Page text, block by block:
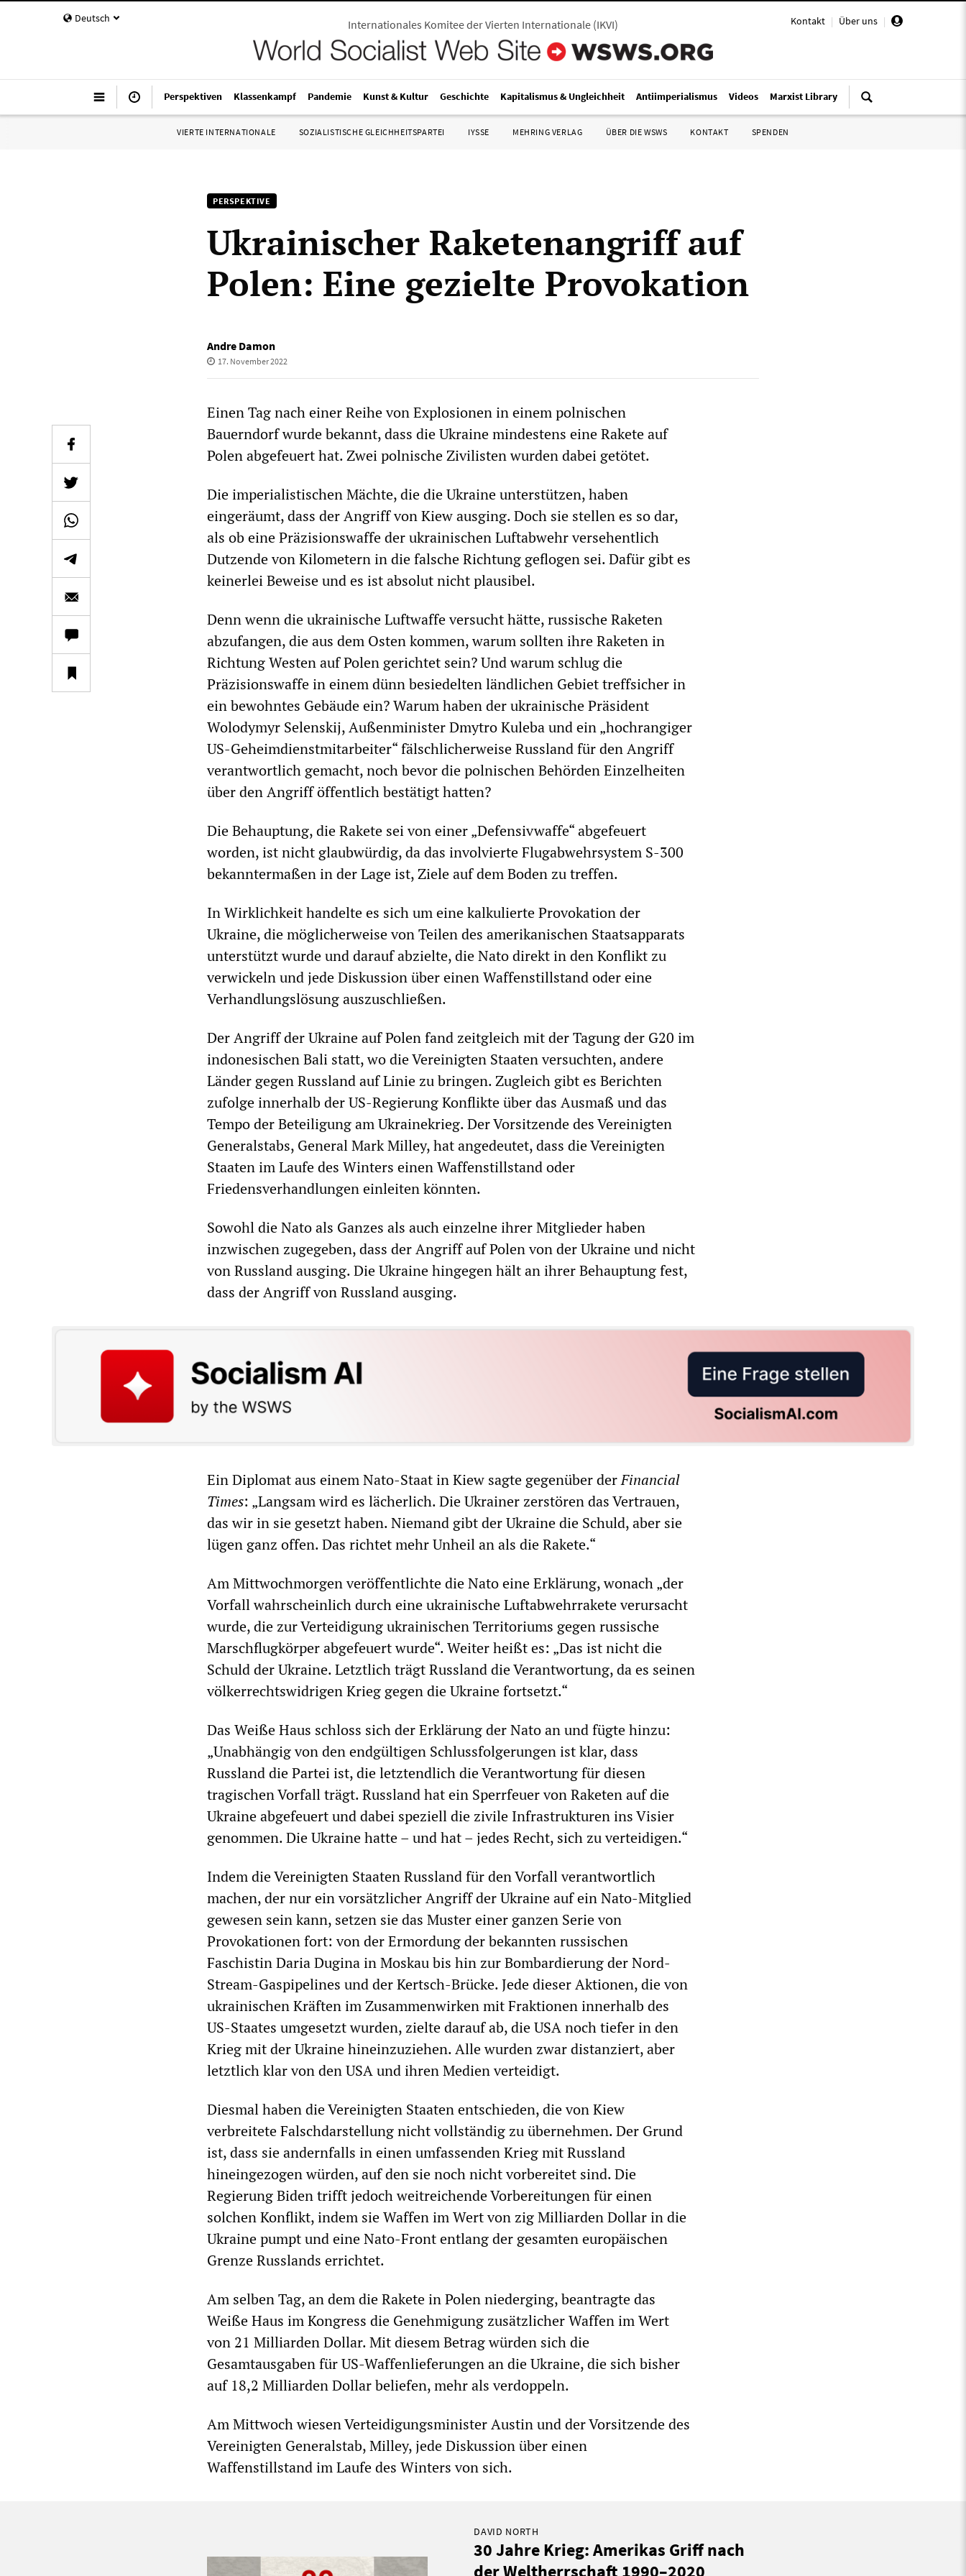
Deutsch Kontakt | Über uns |
Internationales Komitee der Vierten Internationale (IKVI)
Perspektiven Klassenkampf Pandemie Kunst & Kultur Geschichte Kapitalismus & Ungleichheit Antiimperialismus Videos Marxist Library
VIERTE INTERNATIONALE SOZIALISTISCHE GLEICHHEITSPARTEI IYSSE MEHRING VERLAG ÜBER DIE WSWS KONTAKT SPENDEN
PERSPEKTIVE
Ukrainischer Raketenangriff auf
Polen: Eine gezielte Provokation
Andre Damon
17. November 2022
Einen Tag nach einer Reihe von Explosionen in einem polnischen
Bauerndorf wurde bekannt, dass die Ukraine mindestens eine Rakete auf
Polen abgefeuert hat. Zwei polnische Zivilisten wurden dabei getötet.
Die imperialistischen Mächte, die die Ukraine unterstützen, haben
eingeräumt, dass der Angriff von Kiew ausging. Doch sie stellen es so dar,
als ob eine Präzisionswaffe der ukrainischen Luftabwehr versehentlich
Dutzende von Kilometern in die falsche Richtung geflogen sei. Dafür gibt es
keinerlei Beweise und es ist absolut nicht plausibel.
Denn wenn die ukrainische Luftwaffe versucht hätte, russische Raketen
abzufangen, die aus dem Osten kommen, warum sollten ihre Raketen in
Richtung Westen auf Polen gerichtet sein? Und warum schlug die
Präzisionswaffe in einem dünn besiedelten ländlichen Gebiet treffsicher in
ein bewohntes Gebäude ein? Warum haben der ukrainische Präsident
Wolodymyr Selenskij, Außenminister Dmytro Kuleba und ein „hochrangiger
US-Geheimdienstmitarbeiter“ fälschlicherweise Russland für den Angriff
verantwortlich gemacht, noch bevor die polnischen Behörden Einzelheiten
über den Angriff öffentlich bestätigt hatten?
Die Behauptung, die Rakete sei von einer „Defensivwaffe“ abgefeuert
worden, ist nicht glaubwürdig, da das involvierte Flugabwehrsystem S-300
bekanntermaßen in der Lage ist, Ziele auf dem Boden zu treffen.
In Wirklichkeit handelte es sich um eine kalkulierte Provokation der
Ukraine, die möglicherweise von Teilen des amerikanischen Staatsapparats
unterstützt wurde und darauf abzielte, die Nato direkt in den Konflikt zu
verwickeln und jede Diskussion über einen Waffenstillstand oder eine
Verhandlungslösung auszuschließen.
Der Angriff der Ukraine auf Polen fand zeitgleich mit der Tagung der G20 im
indonesischen Bali statt, wo die Vereinigten Staaten versuchten, andere
Länder gegen Russland auf Linie zu bringen. Zugleich gibt es Berichten
zufolge innerhalb der US-Regierung Konflikte über das Ausmaß und das
Tempo der Beteiligung am Ukrainekrieg. Der Vorsitzende des Vereinigten
Generalstabs, General Mark Milley, hat angedeutet, dass die Vereinigten
Staaten im Laufe des Winters einen Waffenstillstand oder
Friedensverhandlungen einleiten könnten.
Sowohl die Nato als Ganzes als auch einzelne ihrer Mitglieder haben
inzwischen zugegeben, dass der Angriff auf Polen von der Ukraine und nicht
von Russland ausging. Die Ukraine hingegen hält an ihrer Behauptung fest,
dass der Angriff von Russland ausging.
Ein Diplomat aus einem Nato-Staat in Kiew sagte gegenüber derFinancial
Times: „Langsam wird es lächerlich. Die Ukrainer zerstören das Vertrauen,
das wir in sie gesetzt haben. Niemand gibt der Ukraine die Schuld, aber sie
lügen ganz offen. Das richtet mehr Unheil an als die Rakete.“
Am Mittwochmorgen veröffentlichte die Nato eine Erklärung, wonach „der
Vorfall wahrscheinlich durch eine ukrainische Luftabwehrrakete verursacht
wurde, die zur Verteidigung ukrainischen Territoriums gegen russische
Marschflugkörper abgefeuert wurde“. Weiter heißt es: „Das ist nicht die
Schuld der Ukraine. Letztlich trägt Russland die Verantwortung, da es seinen
völkerrechtswidrigen Krieg gegen die Ukraine fortsetzt.“
Das Weiße Haus schloss sich der Erklärung der Nato an und fügte hinzu:
„Unabhängig von den endgültigen Schlussfolgerungen ist klar, dass
Russland die Partei ist, die letztendlich die Verantwortung für diesen
tragischen Vorfall trägt. Russland hat ein Sperrfeuer von Raketen auf die
Ukraine abgefeuert und dabei speziell die zivile Infrastrukturen ins Visier
genommen. Die Ukraine hatte – und hat – jedes Recht, sich zu verteidigen.“
Indem die Vereinigten Staaten Russland für den Vorfall verantwortlich
machen, der nur ein vorsätzlicher Angriff der Ukraine auf ein Nato-Mitglied
gewesen sein kann, setzen sie das Muster einer ganzen Serie von
Provokationen fort: von der Ermordung der bekannten russischen
Faschistin Daria Dugina in Moskau bis hin zur Bombardierung der Nord-
Stream-Gaspipelines und der Kertsch-Brücke. Jede dieser Aktionen, die von
ukrainischen Kräften im Zusammenwirken mit Fraktionen innerhalb des
US-Staates umgesetzt wurden, zielte darauf ab, die USA noch tiefer in den
Krieg mit der Ukraine hineinzuziehen. Alle wurden zwar distanziert, aber
letztlich klar von den USA und ihren Medien verteidigt.
Diesmal haben die Vereinigten Staaten entschieden, die von Kiew
verbreitete Falschdarstellung nicht vollständig zu übernehmen. Der Grund
ist, dass sie andernfalls in einen umfassenden Krieg mit Russland
hineingezogen würden, auf den sie noch nicht vorbereitet sind. Die
Regierung Biden trifft jedoch weitreichende Vorbereitungen für einen
solchen Konflikt, indem sie Waffen im Wert von zig Milliarden Dollar in die
Ukraine pumpt und eine Nato-Front entlang der gesamten europäischen
Grenze Russlands errichtet.
Am selben Tag, an dem die Rakete in Polen niederging, beantragte das
Weiße Haus im Kongress die Genehmigung zusätzlicher Waffen im Wert
von 21 Milliarden Dollar. Mit diesem Betrag würden sich die
Gesamtausgaben für US-Waffenlieferungen an die Ukraine, die sich bisher
auf 18,2 Milliarden Dollar beliefen, mehr als verdoppeln.
Am Mittwoch wiesen Verteidigungsminister Austin und der Vorsitzende des
Vereinigten Generalstab, Milley, jede Diskussion über einen
Waffenstillstand im Laufe des Winters von sich.
DAVID NORTH
30 Jahre Krieg: Amerikas Griff nach
der Weltherrschaft 1990–2020